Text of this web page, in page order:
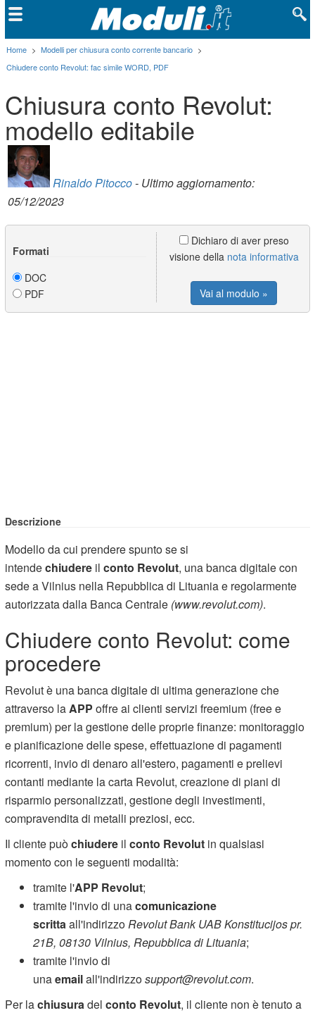
Home > Modelli per chiusura conto corrente bancario >
Chiudere conto Revolut: fac simile WORD, PDF
Chiusura conto Revolut:
modello editabile
Rinaldo Pitocco- Ultimo aggiornamento:
05/12/2023
Formati
DOC
PDF
Dichiaro di aver preso
visione della nota informativa
Vai al modulo »
Descrizione
Modello da cui prendere spunto se si
intendechiudere ilconto Revolut, una banca digitale con
sede a Vilnius nella Repubblica di Lituania e regolarmente
autorizzata dalla Banca Centrale (www.revolut.com).
Chiudere conto Revolut: come
procedere
Revolut è una banca digitale di ultima generazione che
attraverso la APPoffre ai clienti servizi freemium (free e
premium) per la gestione delle proprie finanze: monitoraggio
e pianificazione delle spese, effettuazione di pagamenti
ricorrenti, invio di denaro all'estero, pagamenti e prelievi
contanti mediante la carta Revolut, creazione di piani di
risparmio personalizzati, gestione degli investimenti,
compravendita di metalli preziosi, ecc.
Il cliente puòchiudere ilconto Revolut in qualsiasi
momento con le seguenti modalità:
tramite l'APP Revolut;
tramite l'invio di unacomunicazione
scritta all'indirizzo Revolut Bank UAB Konstitucijos pr.
21B, 08130 Vilnius, Repubblica di Lituania;
tramite l'invio di
unaemailall'indirizzosupport@revolut.com.
Per lachiusuradelconto Revolut, il cliente non è tenuto a